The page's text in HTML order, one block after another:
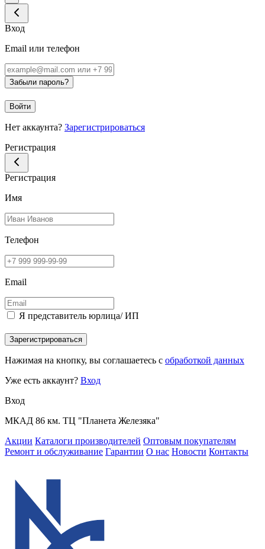
Вход
Email или телефон
Забыли пароль?
Войти
Нет аккаунта? Зарегистрироваться
Регистрация
Регистрация
Имя
Телефон
Email
Я представитель юрлица/ ИП
Зарегистрироваться
Нажимая на кнопку, вы соглашаетесь с обработкой данных
Уже есть аккаунт? Вход
Вход
МКАД 86 км. ТЦ "Планета Железяка"
Акции Каталоги производителей Оптовым покупателям
Ремонт и обслуживание Гарантии О нас Новости Контакты